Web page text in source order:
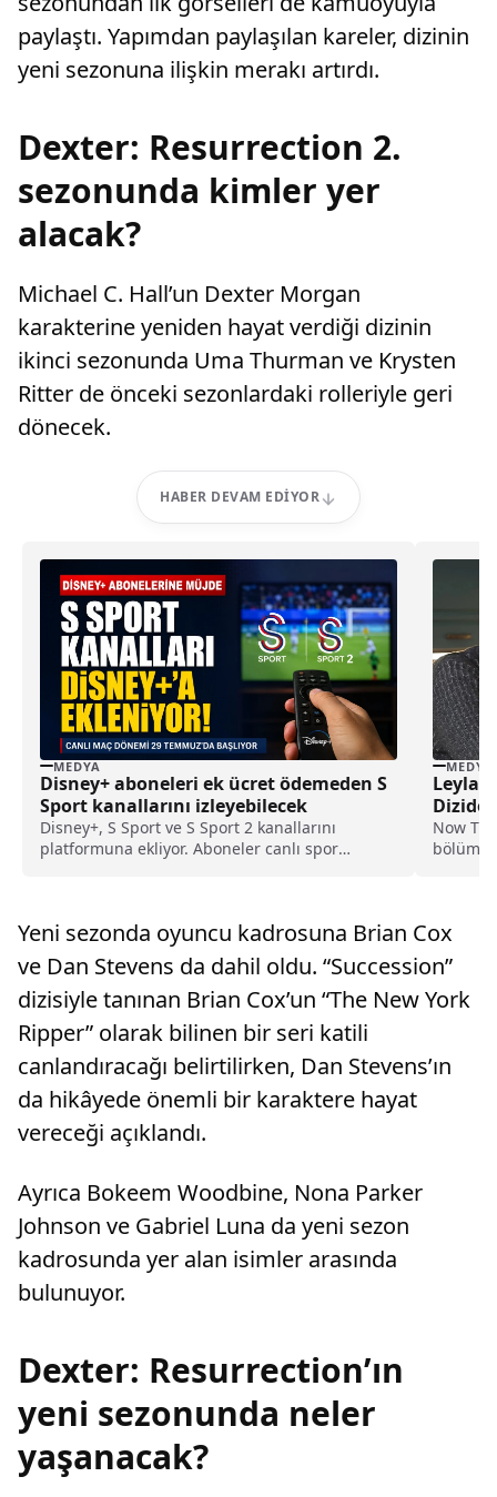
paylaştı. Yapımdan paylaşılan kareler, dizinin
yeni sezonuna ilişkin merakı artırdı.
Dexter: Resurrection 2.
sezonunda kimler yer
alacak?
Michael C. Hall’un Dexter Morgan
karakterine yeniden hayat verdiği dizinin
ikinci sezonunda Uma Thurman ve Krysten
Ritter de önceki sezonlardaki rolleriyle geri
dönecek.
HABER DEVAM EDIYOR
MEDYA
Disney+ aboneleri ek ücret ödemeden S
Sport kanallarını izleyebilecek
Disney+, S Sport ve S Sport 2 kanallarını
platformuna ekliyor. Aboneler canlı spor
MEDYA
Leyla
Now
Yeni sezonda oyuncu kadrosuna Brian Cox
ve Dan Stevens da dahil oldu. “Succession”
dizisiyle tanınan Brian Cox’un “The New York
Ripper” olarak bilinen bir seri katili
canlandıracağı belirtilirken, Dan Stevens’ın
da hikâyede önemli bir karaktere hayat
vereceği açıklandı.
Ayrıca Bokeem Woodbine, Nona Parker
Johnson ve Gabriel Luna da yeni sezon
kadrosunda yer alan isimler arasında
bulunuyor.
Dexter: Resurrection’ın
yeni sezonunda neler
yaşanacak?